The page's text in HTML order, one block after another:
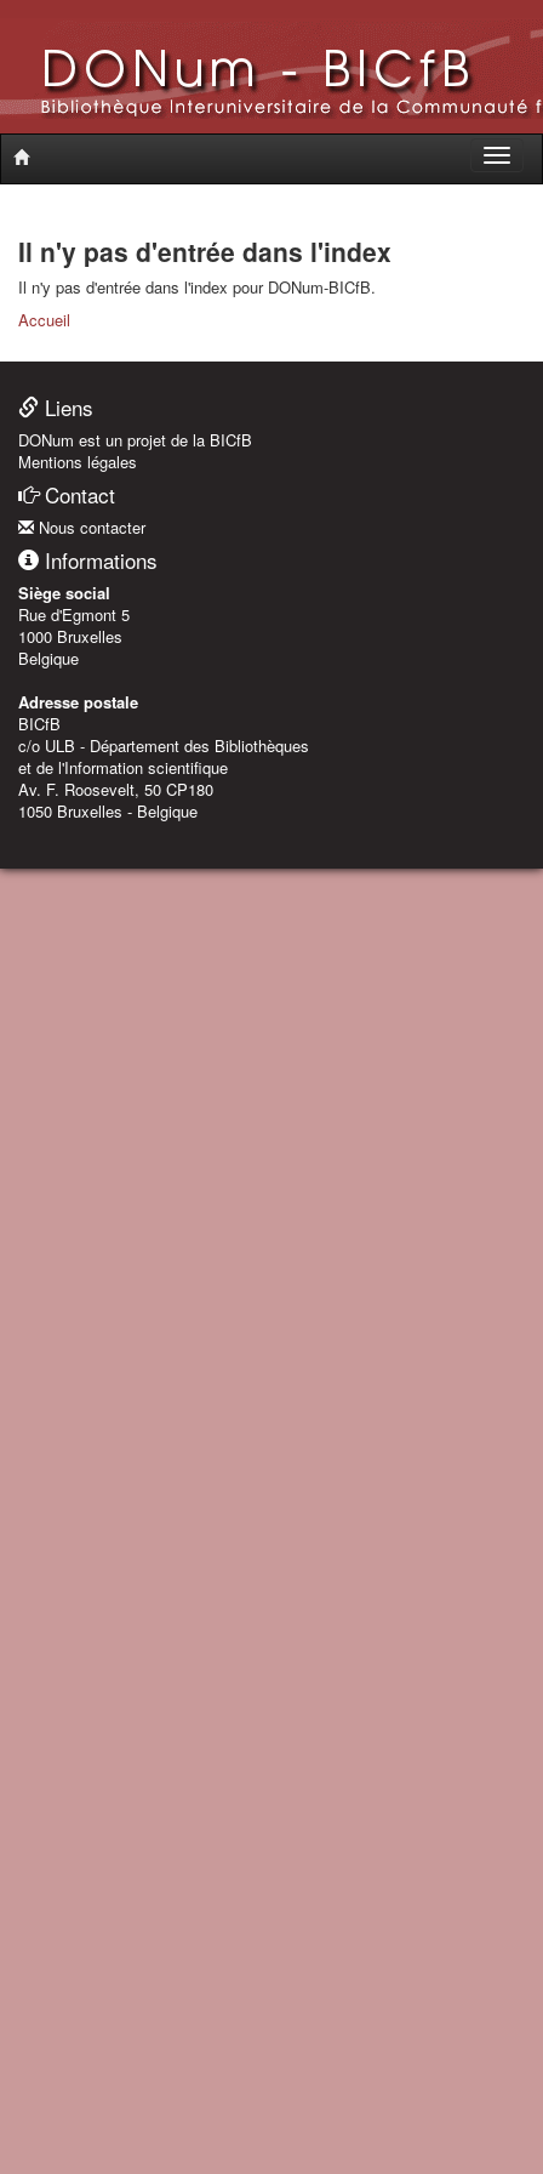
Toggle
Il n'y pas d'entrée dans l'index
Il n'y pas d'entrée dans l'index pour DONum-BICfB.
Accueil
Liens
DONum est un projet de la BICfB
Mentions légales
Contact
Nous contacter
Informations
Siège social
Rue d'Egmont 5
1000 Bruxelles
Belgique
Adresse postale
BICfB
c/o ULB - Département des Bibliothèques
et de l'Information scientifique
Av. F. Roosevelt, 50 CP180
1050 Bruxelles - Belgique